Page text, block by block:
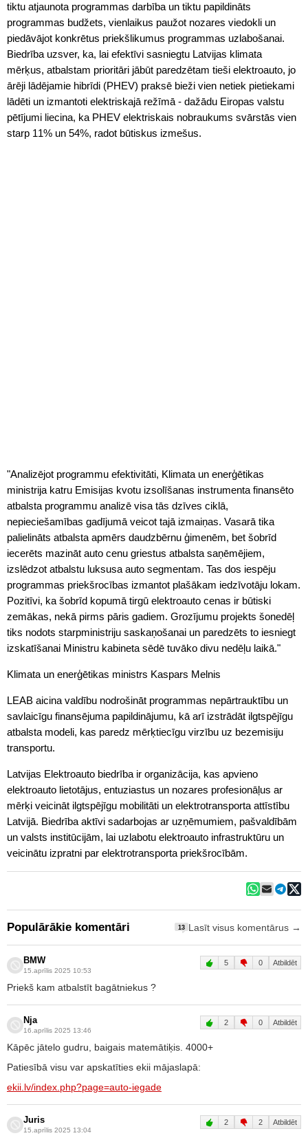
tiktu atjaunota programmas darbība un tiktu papildināts
programmas budžets, vienlaikus paužot nozares viedokli un
piedāvājot konkrētus priekšlikumus programmas uzlabošanai.
Biedrība uzsver, ka, lai efektīvi sasniegtu Latvijas klimata
mērķus, atbalstam prioritāri jābūt paredzētam tieši elektroauto, jo
ārēji lādējamie hibrīdi (PHEV) praksē bieži vien netiek pietiekami
lādēti un izmantoti elektriskajā režīmā - dažādu Eiropas valstu
pētījumi liecina, ka PHEV elektriskais nobraukums svārstās vien
starp 11% un 54%, radot būtiskus izmešus.
"Analizējot programmu efektivitāti, Klimata un enerģētikas
ministrija katru Emisijas kvotu izsolīšanas instrumenta finansēto
atbalsta programmu analizē visa tās dzīves ciklā,
nepieciešamības gadījumā veicot tajā izmaiņas. Vasarā tika
palielināts atbalsta apmērs daudzbērnu ģimenēm, bet šobrīd
iecerēts mazināt auto cenu griestus atbalsta saņēmējiem,
izslēdzot atbalstu luksusa auto segmentam. Tas dos iespēju
programmas priekšrocības izmantot plašākam iedzīvotāju lokam.
Pozitīvi, ka šobrīd kopumā tirgū elektroauto cenas ir būtiski
zemākas, nekā pirms pāris gadiem. Grozījumu projekts šonedēļ
tiks nodots starpministriju saskaņošanai un paredzēts to iesniegt
izskatīšanai Ministru kabineta sēdē tuvāko divu nedēļu laikā."
Klimata un enerģētikas ministrs Kaspars Melnis
LEAB aicina valdību nodrošināt programmas nepārtrauktību un
savlaicīgu finansējuma papildinājumu, kā arī izstrādāt ilgtspējīgu
atbalsta modeli, kas paredz mērķtiecīgu virzību uz bezemisiju
transportu.
Latvijas Elektroauto biedrība ir organizācija, kas apvieno
elektroauto lietotājus, entuziastus un nozares profesionāļus ar
mērķi veicināt ilgtspējīgu mobilitāti un elektrotransporta attīstību
Latvijā. Biedrība aktīvi sadarbojas ar uzņēmumiem, pašvaldībām
un valsts institūcijām, lai uzlabotu elektroauto infrastruktūru un
veicinātu izpratni par elektrotransporta priekšrocībām.
Populārākie komentāri 13 Lasīt visus komentārus →
BMW
15.aprīlis 2025 10:53
5 0 Atbildēt
Priekš kam atbalstīt bagātniekus ?
Nja
16.aprīlis 2025 13:46
2 0 Atbildēt
Kāpēc jātelo gudru, baigais matemātiķis. 4000+
Patiesībā visu var apskatīties ekii mājaslapā:
ekii.lv/index.php?page=auto-iegade
Juris
15.aprīlis 2025 13:04
2 2 Atbildēt